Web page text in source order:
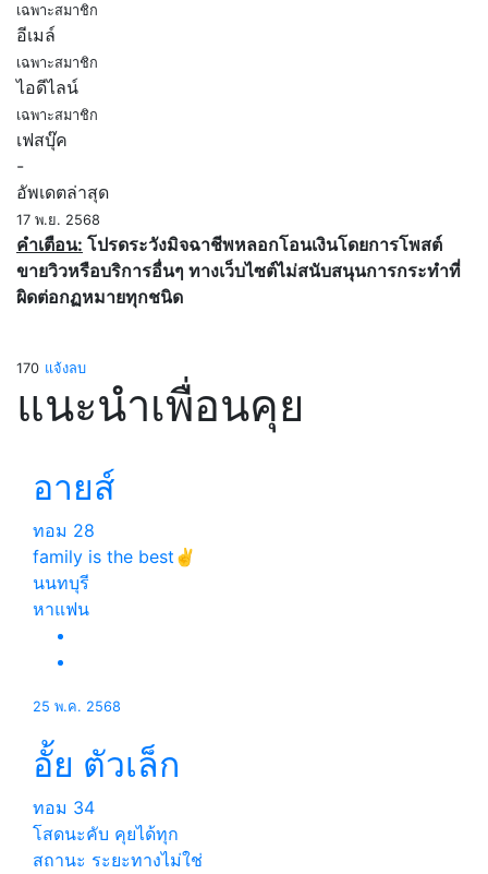
เฉพาะสมาชิก
อีเมล์
เฉพาะสมาชิก
ไอดีไลน์
เฉพาะสมาชิก
เฟสบุ๊ค
-
อัพเดตล่าสุด
17 พ.ย. 2568
คำเตือน: โปรดระวังมิจฉาชีพหลอกโอนเงินโดยการโพสต์
ขายวิวหรือบริการอื่นๆ ทางเว็บไซต์ไม่สนับสนุนการกระทำที่
ผิดต่อกฏหมายทุกชนิด
170 แจ้งลบ
แนะนำเพื่อนคุย
อายส์
ทอม 28
family is the best✌
นนทบุรี
หาแฟน
25 พ.ค. 2568
อั้ย ตัวเล็ก
ทอม 34
โสดนะคับ คุยได้ทุก
สถานะ ระยะทางไม่ใช่